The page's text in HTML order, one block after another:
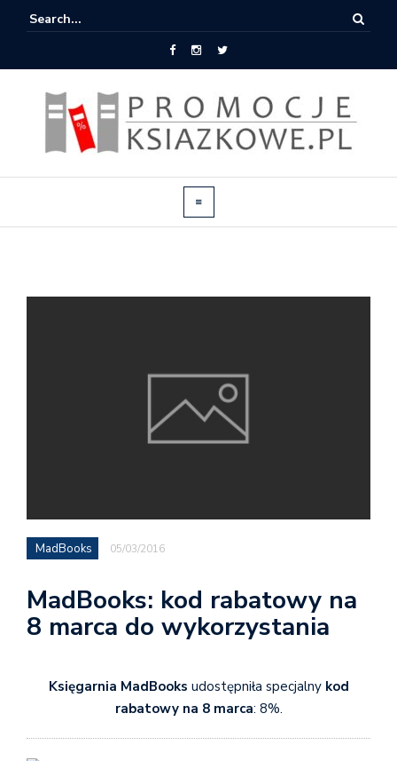
MadBooks 05/03/2016
MadBooks: kod rabatowy na
8 marca do wykorzystania
Księgarnia MadBooks udostępniła specjalny kod
rabatowy na 8 marca: 8%.